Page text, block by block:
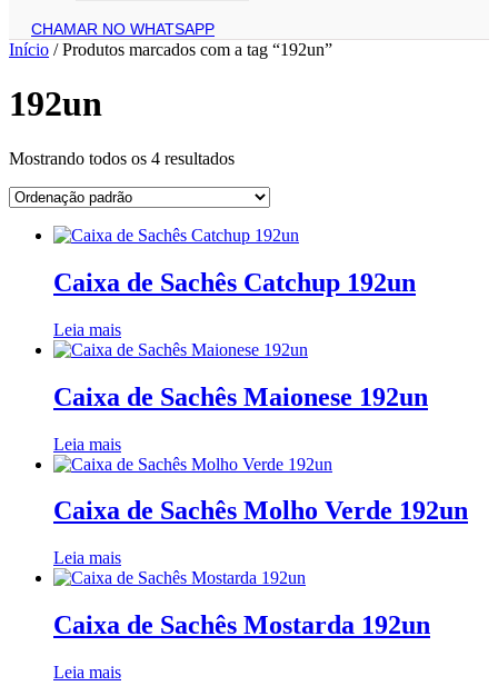
CHAMAR NO WHATSAPP
Início / Produtos marcados com a tag “192un”
192un
Mostrando todos os 4 resultados
Caixa de Sachês Catchup 192un
Leia mais
Caixa de Sachês Maionese 192un
Leia mais
Caixa de Sachês Molho Verde 192un
Leia mais
Caixa de Sachês Mostarda 192un
Leia mais